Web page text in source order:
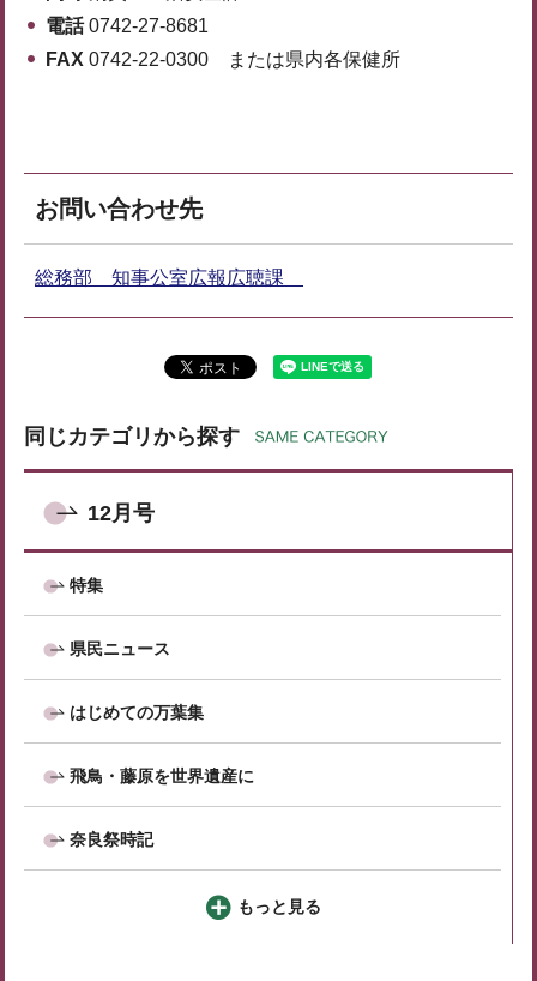
電話0742-27-8681
FAX 0742-22-0300 または県内各保健所
お問い合わせ先
総務部 知事公室広報広聴課
同じカテゴリから探す
12月号
特集
県民ニュース
はじめての万葉集
飛鳥・藤原を世界遺産に
奈良祭時記
もっと見る